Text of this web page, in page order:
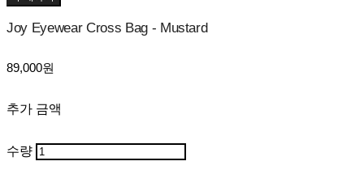
Joy Eyewear Cross Bag - Mustard
89,000원
추가 금액
수량